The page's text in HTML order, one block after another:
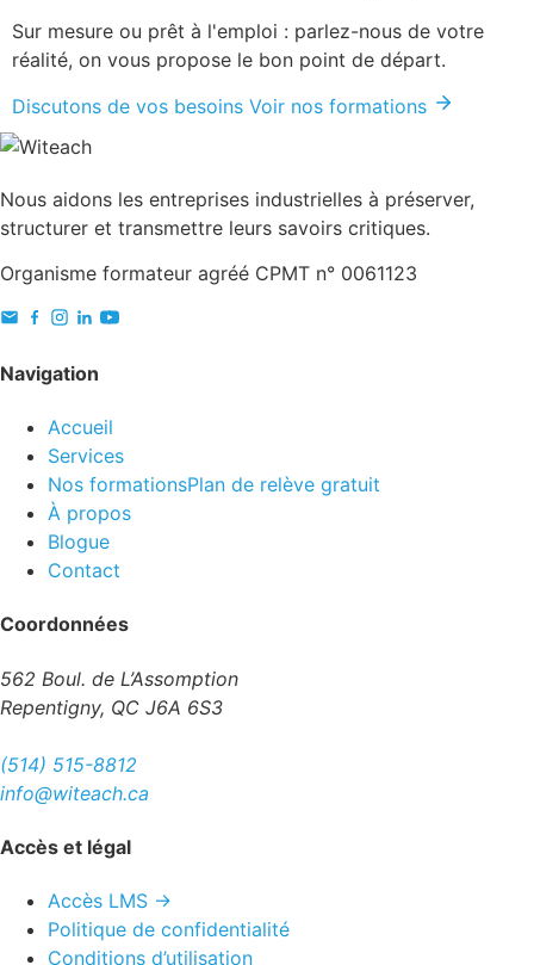
Sur mesure ou prêt à l'emploi : parlez-nous de votre
réalité, on vous propose le bon point de départ.
Discutons de vos besoins Voir nos formations
Nous aidons les entreprises industrielles à préserver,
structurer et transmettre leurs savoirs critiques.
Organisme formateur agréé CPMT n° 0061123
Navigation
Accueil
Services
Nos formationsPlan de relève gratuit
À propos
Blogue
Contact
Coordonnées
562 Boul. de L’Assomption
Repentigny, QC J6A 6S3
(514) 515-8812
info@witeach.ca
Accès et légal
Accès LMS →
Politique de confidentialité
Conditions d’utilisation